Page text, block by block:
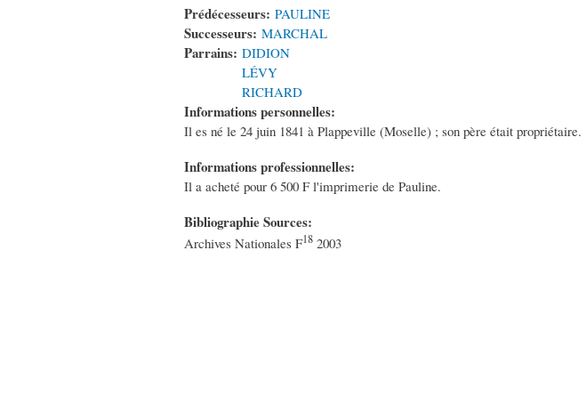
Prédécesseurs: PAULINE
Successeurs: MARCHAL
Parrains: DIDION
LÉVY
RICHARD
Informations personnelles:
Il es né le 24 juin 1841 à Plappeville (Moselle) ; son père était propriétaire.
Informations professionnelles:
Il a acheté pour 6 500 F l'imprimerie de Pauline.
Bibliographie Sources:
Archives Nationales F18 2003